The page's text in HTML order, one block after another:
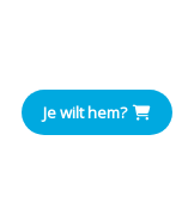
Je wilt hem?